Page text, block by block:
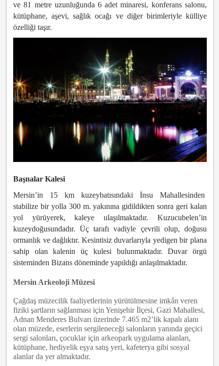
ve 81 metre uzunluğunda 6 adet minaresi, konferans salonu,
kütüphane, aşevi, sağlık ocağı ve diğer birimleriyle külliye
özelliği taşır.
Başnalar Kalesi
Mersin’in 15 km kuzeybatısındaki İnsu Mahallesinden
stabilize bir yolla 300 m. yakınına gidildikten sonra geri kalan
yol yürüyerek, kaleye ulaşılmaktadır. Kuzucubelen’in
kuzeydoğusundadır. Üç tarafı vadiyle çevrili olup, doğusu
ormanlık ve dağlıktır. Kesintisiz duvarlarıyla yedigen bir plana
sahip olan kalenin üç kulesi bulunmaktadır. Duvar örgü
sisteminden Bizans döneminde yapıldığı anlaşılmaktadır.
Mersin Arkeoloji Müzesi
Çağdaş müzecilik faaliyetlerinin yürütülmesine imkân veren
fiziki şartların sağlanması için Yenişehir İlçesi, Gazi Mahallesi,
Adnan Menderes Bulvarı üzerinde 7.465 m2’lik kapalı alanı
olan müzede, eserlerin sergileneceği salonların yanında geçici
sergi salonları, çocuklar için arkeopark uygulama alanları,
kütüphane, hediyelik eşya satış yeri, kafeterya gibi sosyal
alanlar da yer almaktadır.